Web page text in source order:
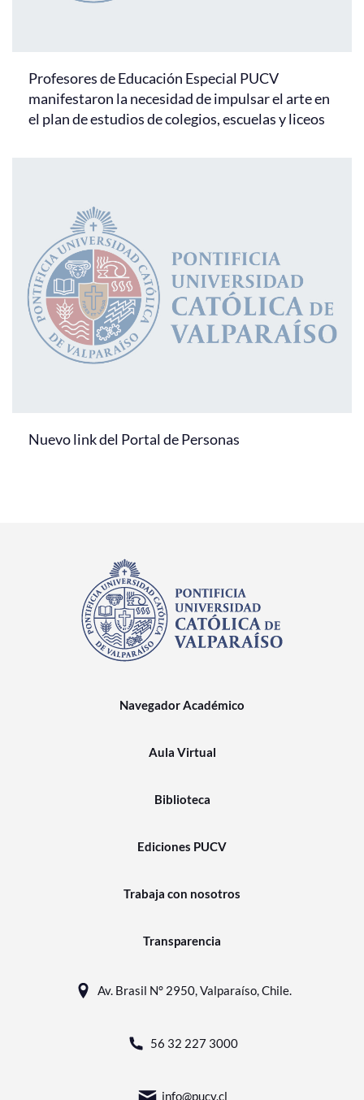
Profesores de Educación Especial PUCV
manifestaron la necesidad de impulsar el arte en
el plan de estudios de colegios, escuelas y liceos
Nuevo link del Portal de Personas
Navegador Académico
Aula Virtual
Biblioteca
Ediciones PUCV
Trabaja con nosotros
Transparencia
Av. Brasil N° 2950, Valparaíso, Chile.
56 32 227 3000
info@pucv.cl